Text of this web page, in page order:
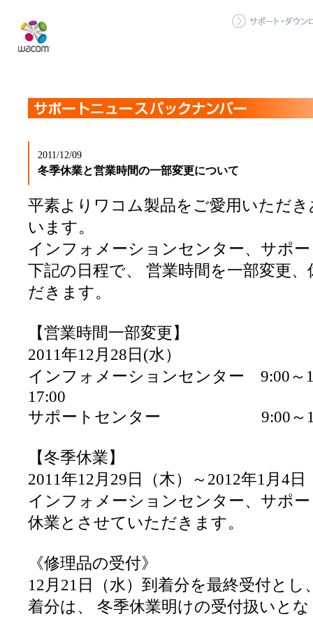
2011/12/09
冬季休業と営業時間の一部変更について
平素よりワコム製品をご愛用いただ
います。
インフォメーションセンター、サポ
下記の日程で、 営業時間を一部変更
だきます。
【営業時間一部変更】
2011年12月28日(水）
インフォメーションセンター 9:00～
17:00
サポートセンター 9:00～
【冬季休業】
2011年12月29日（木）～2012年1月4日
インフォメーションセンター、サポ
休業とさせていただきます。
《修理品の受付》
12月21日（水）到着分を最終受付とし
着分は、 冬季休業明けの受付扱いと